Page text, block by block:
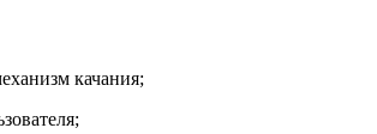
качания;